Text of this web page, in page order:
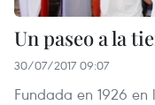
Un paseo a la
30/07/2017 09:07
Fundada en 1926